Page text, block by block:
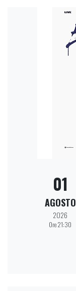
01
AGOSTO
2026
Ore 21:30